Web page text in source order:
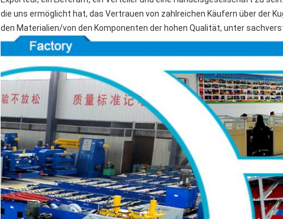
die uns ermöglicht hat, das Vertrauen von zahlreichen Käufern über der
den Materialien/von den Komponenten der hohen Qualität, unter